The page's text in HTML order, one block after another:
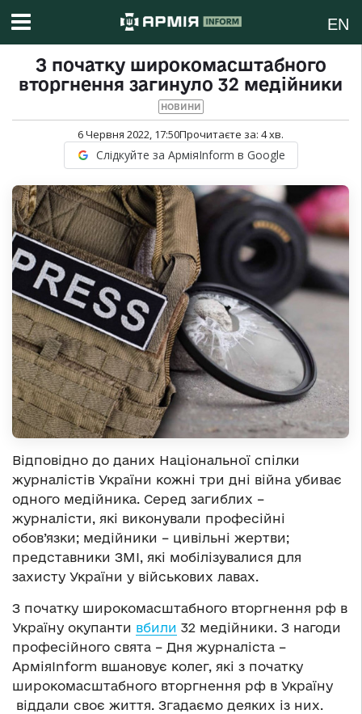
EN
З початку широкомасштабного
вторгнення загинуло 32 медійники
НОВИНИ
6 Червня 2022, 17:50Прочитаєте за: 4хв.
Слідкуйте за АрміяInform в Google
Відповідно до даних Національної спілки
журналістів України кожні три дні війна убиває
одного медійника. Серед загиблих –
журналісти, які виконували професійні
обов’язки; медійники – цивільні жертви;
представники ЗМІ, які мобілізувалися для
захисту України у військових лавах.
З початку широкомасштабного вторгнення рф в
Україну окупанти вбили 32 медійники. З нагоди
професійного свята – Дня журналіста –
АрміяInform вшановує колег, які з початку
широкомасштабного вторгнення рф в Україну
віддали своє життя. Згадаємо деяких із них.